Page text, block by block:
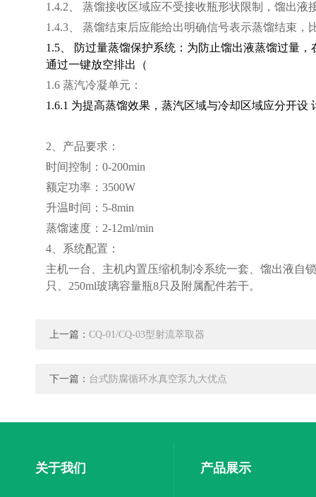
1.4.2、 蒸馏接收区域应不受接收瓶形状限制，馏出液
1.4.3、 蒸馏结束后应能给出明确信号表示蒸馏结束，
1.5、 防过量蒸馏保护系统：为防止馏出液蒸馏过量
通过一键放空排出（
1.6 蒸汽冷凝单元：
1.6.1 为提高蒸馏效果，蒸汽区域与冷却区域应分开
2、产品要求：
时间控制：0-200min
额定功率：3500W
升温时间：5-8min
蒸馏速度：2-12ml/min
4、系统配置：
主机一台、主机内置压缩机制冷系统一套、馏出液自
只、250ml玻璃容量瓶8只及附属配件若干。
上一篇： CQ-01/CQ-03型射流萃取器
下一篇： 台式防腐循环水真空泵九大优点
关于我们 产品展示